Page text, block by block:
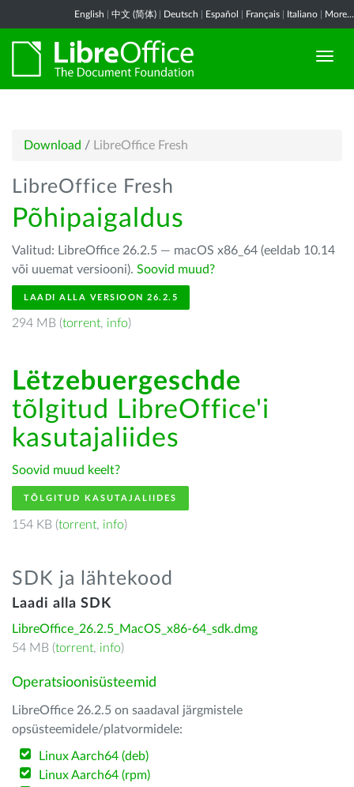
English 中文 (简体) Deutsch Español Français Italiano More...
Download / LibreOffice Fresh
LibreOffice Fresh
Põhipaigaldus
Valitud: LibreOffice 26.2.5 — macOS x86_64 (eeldab 10.14
või uuemat versiooni). Soovid muud?
LAADI ALLA VERSIOON 26.2.5
294 MB (torrent, info)
Lëtzebuergeschde
tõlgitud LibreOffice'i
kasutajaliides
Soovid muud keelt?
TÕLGITUD KASUTAJALIIDES
154 KB (torrent, info)
SDK ja lähtekood
Laadi alla SDK
LibreOffice_26.2.5_MacOS_x86-64_sdk.dmg
54 MB (torrent, info)
Operatsioonisüsteemid
LibreOffice 26.2.5 on saadaval järgmistele
opsüsteemidele/platvormidele:
Linux Aarch64 (deb)
Linux Aarch64 (rpm)